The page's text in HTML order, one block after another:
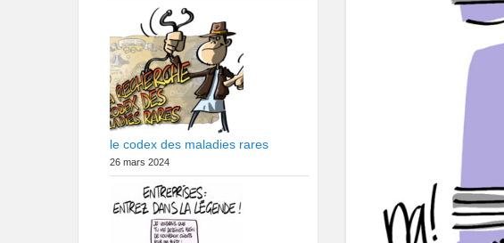
le codex des maladies rares
26 mars 2024